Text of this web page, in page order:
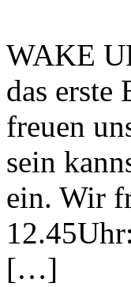
WAKE
das erste
freuen
sein
ein. Wir
[…]